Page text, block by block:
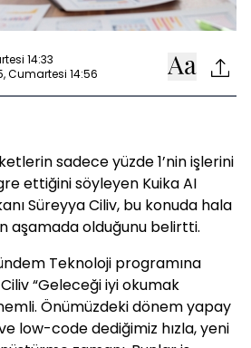
14:33
Cumartesi 14:56
sadece yüzde 1’nin işlerini
ettiğini söyleyen Kuika AI
Süreyya Ciliv, bu konuda hala
aşamada olduğunu belirtti.
Teknoloji programına
“Geleceği iyi okumak
Önümüzdeki dönem yapay
low-code dediğimiz hızla, yeni